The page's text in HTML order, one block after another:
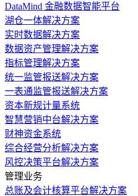
DataMind 金融数据智能平台
湖仓一体解决方案
实时数据解决方案
数据资产管理解决方案
指标管理解决方案
统一监管报送解决方案
一表通监管报送解决方案
资本新规计量系统
智慧营销中台解决方案
财神资金系统
综合经营分析解决方案
风控决策平台解决方案
管理业务
总账及会计核算平台解决方案